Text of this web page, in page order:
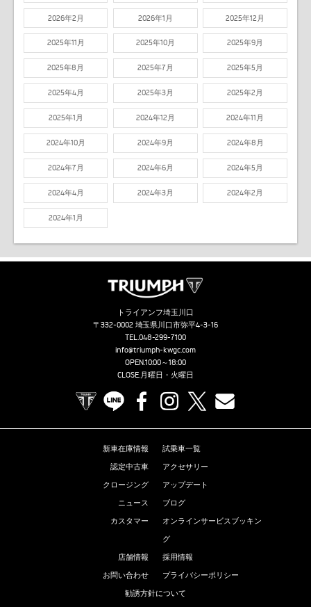
2026年2月 2026年1月 2025年12月
2025年11月 2025年10月 2025年9月
2025年8月 2025年7月 2025年5月
2025年4月 2025年3月 2025年2月
2025年1月 2024年12月 2024年11月
2024年10月 2024年9月 2024年8月
2024年7月 2024年6月 2024年5月
2024年4月 2024年3月 2024年2月
2024年1月
トライアンフ埼玉川口
〒332-0002 埼玉県川口市弥平4-3-16
TEL.048-299-7100
info@triumph-kwgc.com
OPEN.10:00～18:00
CLOSE.月曜日・火曜日
TRIUMPH OFFICIAL SITE
LINE FacebookInstagram
新車在庫情報
試乗車一覧
認定中古車
アクセサリー
クロージング
アップデート
ニュース
ブログ
カスタマー
オンラインサービスブッキン
グ
店舗情報
採用情報
お問い合わせ
プライバシーポリシー
勧誘方針について